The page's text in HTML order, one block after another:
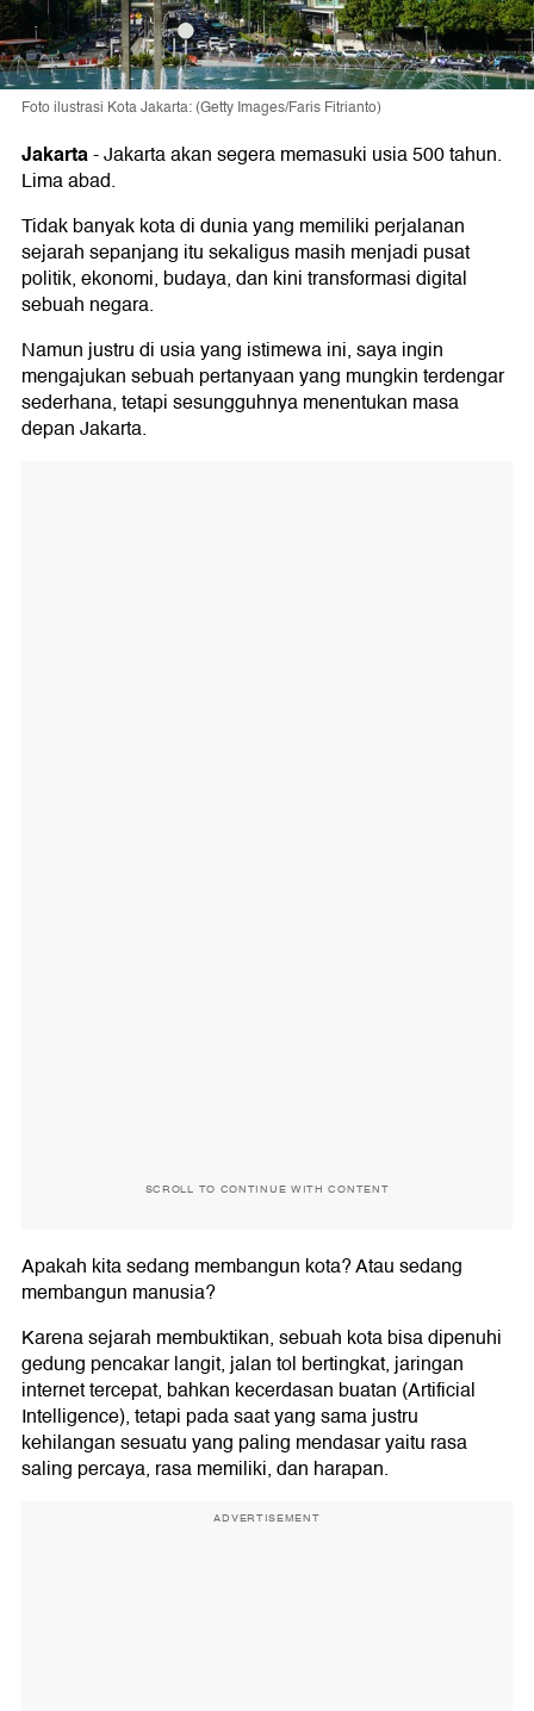
Foto ilustrasi Kota Jakarta: (Getty Images/Faris Fitrianto)
Jakarta-Jakarta akan segera memasuki usia 500 tahun.
Lima abad.
Tidak banyak kota di dunia yang memiliki perjalanan
sejarah sepanjang itu sekaligus masih menjadi pusat
politik, ekonomi, budaya, dan kini transformasi digital
sebuah negara.
Namun justru di usia yang istimewa ini, saya ingin
mengajukan sebuah pertanyaan yang mungkin terdengar
sederhana, tetapi sesungguhnya menentukan masa
depan Jakarta.
SCROLL TO CONTINUE WITH CONTENT
Apakah kita sedang membangun kota? Atau sedang
membangun manusia?
Karena sejarah membuktikan, sebuah kota bisa dipenuhi
gedung pencakar langit, jalan tol bertingkat, jaringan
internet tercepat, bahkan kecerdasan buatan (Artificial
Intelligence), tetapi pada saat yang sama justru
kehilangan sesuatu yang paling mendasar yaitu rasa
saling percaya, rasa memiliki, dan harapan.
ADVERTISEMENT